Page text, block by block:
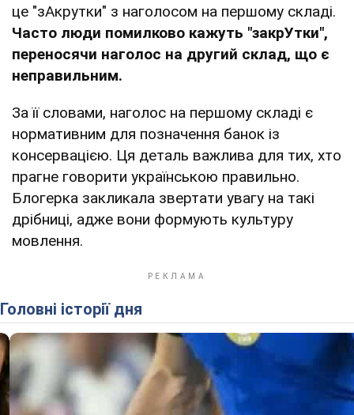
це "зАкрутки" з наголосом на першому складі.
Часто люди помилково кажуть "закрУтки",
переносячи наголос на другий склад, що є
неправильним.
За її словами, наголос на першому складі є
нормативним для позначення банок із
консервацією. Ця деталь важлива для тих, хто
прагне говорити українською правильно.
Блогерка закликала звертати увагу на такі
дрібниці, адже вони формують культуру
мовлення.
Головні історії дня